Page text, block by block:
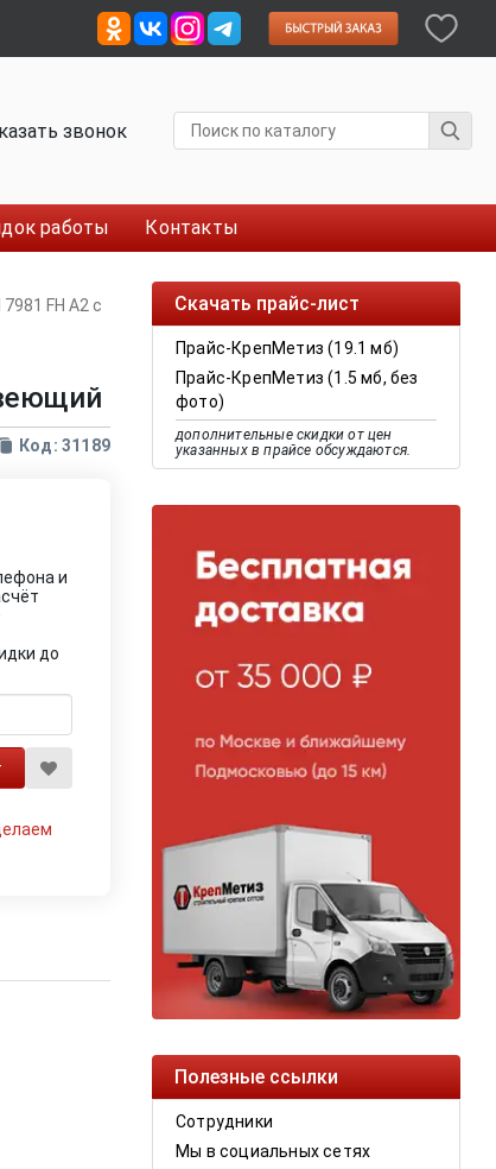
звонок
работы Контакты
Скачать прайс-лист
Прайс-КрепМетиз (19.1 мб)
Прайс-КрепМетиз (1.5 мб, без
фото)
дополнительные скидки от цен
указанных в прайсе обсуждаются.
Полезные ссылки
Сотрудники
Мы в социальных сетях
FH A2 с
Код: 31189
и
до